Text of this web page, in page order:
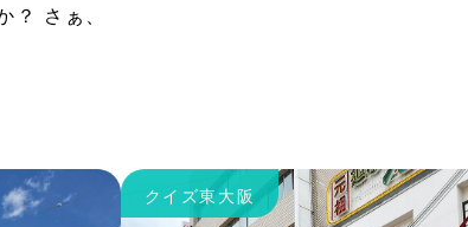
？ さぁ、
クイズ東大阪